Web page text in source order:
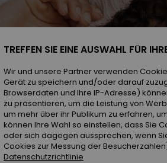
TREFFEN SIE EINE AUSWAHL FÜR
Wir und unsere Partner verwenden
Gerät zu speichern und/oder darauf
Browserdaten und Ihre IP-Adresse)
zu präsentieren, um die Leistung von
um mehr über ihr Publikum zu erfahren,
können Ihre Wahl so einstellen, dass Sie
oder sich dagegen aussprechen, wenn
Cookies zur Messung der
Datenschutzrichtlinie